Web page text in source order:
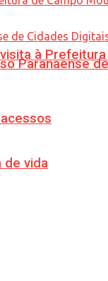
à
de vida
Paranaense